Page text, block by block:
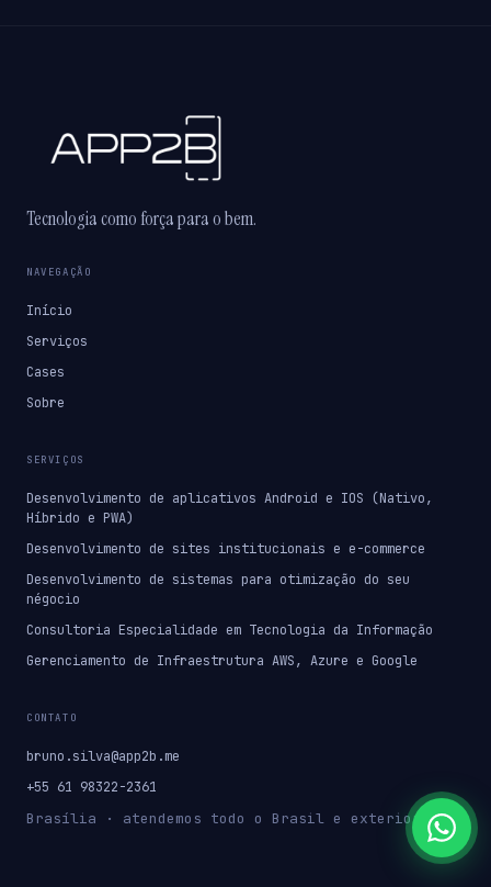
Tecnologia como força para o bem.
NAVEGAÇÃO
Início
Serviços
Cases
Sobre
SERVIÇOS
Desenvolvimento de aplicativos Android e IOS (Nativo,
Híbrido e PWA)
Desenvolvimento de sites institucionais e e-commerce
Desenvolvimento de sistemas para otimização do seu
négocio
Consultoria Especialidade em Tecnologia da Informação
Gerenciamento de Infraestrutura AWS, Azure e Google
CONTATO
bruno.silva@app2b.me
+55 61 98322-2361
Brasília · atendemos todo o Brasil e exterior